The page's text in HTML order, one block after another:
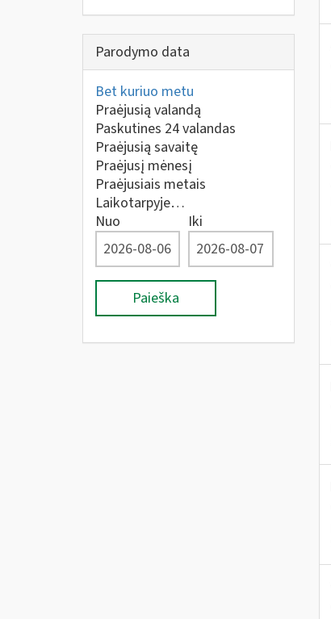
Parodymo data
Bet kuriuo metu
Praėjusią valandą
Paskutines 24 valandas
Praėjusią savaitę
Praėjusį mėnesį
Praėjusiais metais
Laikotarpyje…
Nuo
Iki
Paieška